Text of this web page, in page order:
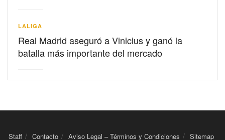
LALIGA
Real Madrid aseguró a Vinicius y ganó la
batalla más importante del mercado
Staff Contacto Aviso Legal – Términos y Condiciones Sitemap